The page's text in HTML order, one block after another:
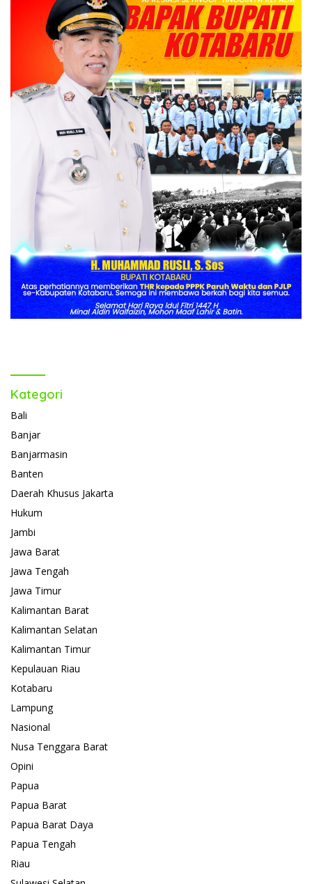
Kategori
Bali
Banjar
Banjarmasin
Banten
Daerah Khusus Jakarta
Hukum
Jambi
Jawa Barat
Jawa Tengah
Jawa Timur
Kalimantan Barat
Kalimantan Selatan
Kalimantan Timur
Kepulauan Riau
Kotabaru
Lampung
Nasional
Nusa Tenggara Barat
Opini
Papua
Papua Barat
Papua Barat Daya
Papua Tengah
Riau